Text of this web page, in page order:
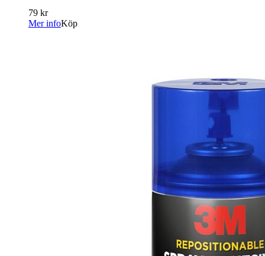
79 kr
Mer infoKöp